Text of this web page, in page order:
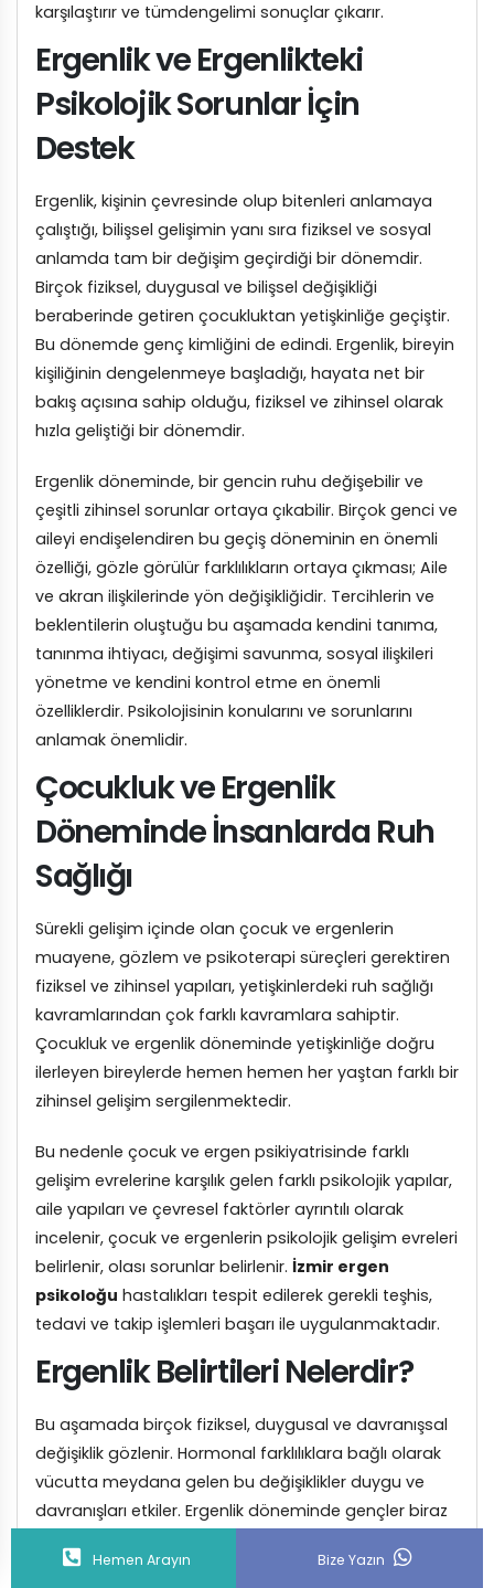
karşılaştırır ve tümdengelimi sonuçlar çıkarır.
Ergenlik ve Ergenlikteki
Psikolojik Sorunlar İçin
Destek
Ergenlik, kişinin çevresinde olup bitenleri anlamaya
çalıştığı, bilişsel gelişimin yanı sıra fiziksel ve sosyal
anlamda tam bir değişim geçirdiği bir dönemdir.
Birçok fiziksel, duygusal ve bilişsel değişikliği
beraberinde getiren çocukluktan yetişkinliğe geçiştir.
Bu dönemde genç kimliğini de edindi. Ergenlik, bireyin
kişiliğinin dengelenmeye başladığı, hayata net bir
bakış açısına sahip olduğu, fiziksel ve zihinsel olarak
hızla geliştiği bir dönemdir.
Ergenlik döneminde, bir gencin ruhu değişebilir ve
çeşitli zihinsel sorunlar ortaya çıkabilir. Birçok genci ve
aileyi endişelendiren bu geçiş döneminin en önemli
özelliği, gözle görülür farklılıkların ortaya çıkması; Aile
ve akran ilişkilerinde yön değişikliğidir. Tercihlerin ve
beklentilerin oluştuğu bu aşamada kendini tanıma,
tanınma ihtiyacı, değişimi savunma, sosyal ilişkileri
yönetme ve kendini kontrol etme en önemli
özelliklerdir. Psikolojisinin konularını ve sorunlarını
anlamak önemlidir.
Çocukluk ve Ergenlik
Döneminde İnsanlarda Ruh
Sağlığı
Sürekli gelişim içinde olan çocuk ve ergenlerin
muayene, gözlem ve psikoterapi süreçleri gerektiren
fiziksel ve zihinsel yapıları, yetişkinlerdeki ruh sağlığı
kavramlarından çok farklı kavramlara sahiptir.
Çocukluk ve ergenlik döneminde yetişkinliğe doğru
ilerleyen bireylerde hemen hemen her yaştan farklı bir
zihinsel gelişim sergilenmektedir.
Bu nedenle çocuk ve ergen psikiyatrisinde farklı
gelişim evrelerine karşılık gelen farklı psikolojik yapılar,
aile yapıları ve çevresel faktörler ayrıntılı olarak
incelenir, çocuk ve ergenlerin psikolojik gelişim evreleri
belirlenir, olası sorunlar belirlenir. İzmir ergen
psikoloğu hastalıkları tespit edilerek gerekli teşhis,
tedavi ve takip işlemleri başarı ile uygulanmaktadır.
Ergenlik Belirtileri Nelerdir?
Bu aşamada birçok fiziksel, duygusal ve davranışsal
değişiklik gözlenir. Hormonal farklılıklara bağlı olarak
vücutta meydana gelen bu değişiklikler duygu ve
davranışları etkiler. Ergenlik döneminde gençler biraz
isteyebilirler. Kişiselleştirme ve özerkliğe ulaşmak,
Hemen Arayın Bize Yazın